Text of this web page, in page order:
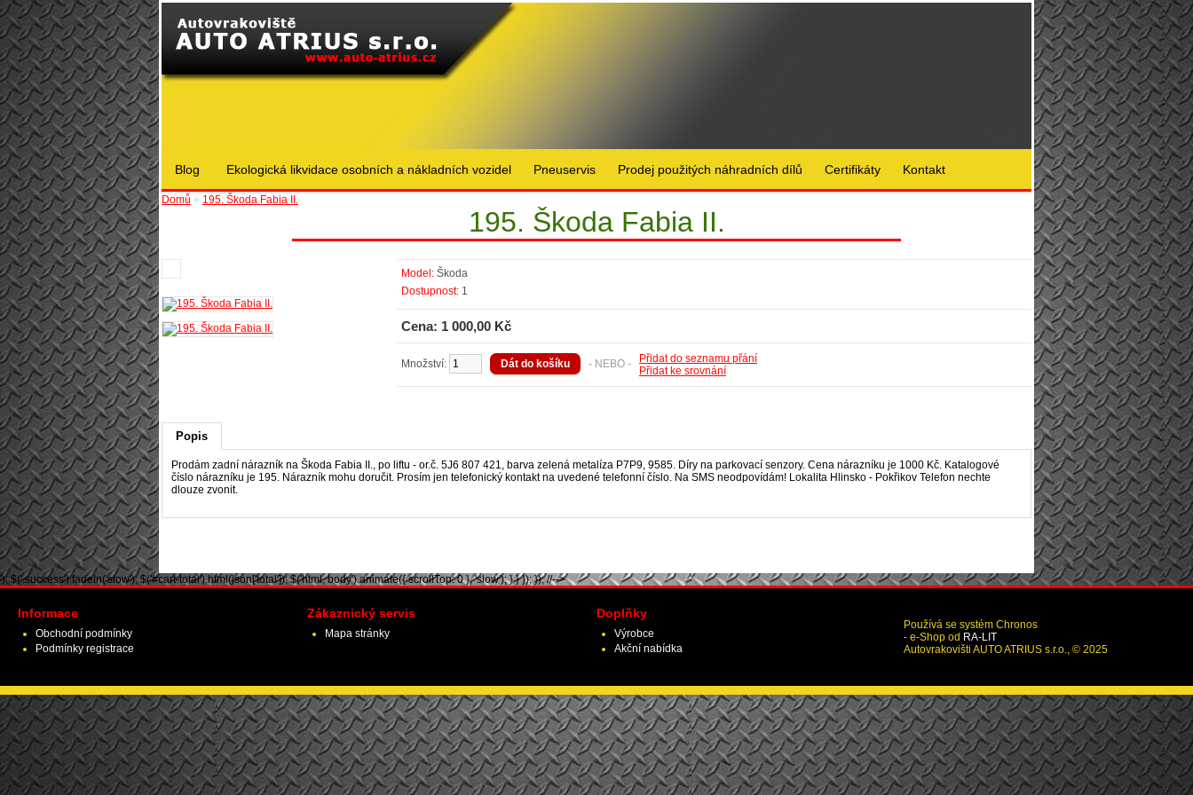
Blog Ekologická likvidace osobních a nákladních vozidel Pneuservis Prodej použitých náhradních dílů Certifikáty Kontakt
Domů » 195. Škoda Fabia II.
195. Škoda Fabia II.
Model: Škoda
Dostupnost: 1
Cena: 1 000,00 Kč
Množství: - NEBO -
Přidat do seznamu přání
Přidat ke srovnání
Popis
Prodám zadní nárazník na Škoda Fabia II., po liftu - or.č. 5J6 807 421, barva zelená metalíza P7P9, 9585. Díry na parkovací senzory. Cena nárazníku je 1000 Kč. Katalogové
číslo nárazníku je 195. Nárazník mohu doručit. Prosím jen telefonický kontakt na uvedené telefonní číslo. Na SMS neodpovídám! Lokalita Hlinsko - Pokřikov Telefon nechte
dlouze zvonit.
'); $('.success').fadeIn('slow'); $('#cart-total').html(json['total']); $('html, body').animate({ scrollTop: 0 }, 'slow'); } } }); }); //-->
Informace
Obchodní podmínky
Podmínky registrace
Zákaznický servis
Mapa stránky
Doplňky
Výrobce
Akční nabídka
Používá se systém Chronos
- e-Shop od RA-LIT
Autovrakovišti AUTO ATRIUS s.r.o., © 2025